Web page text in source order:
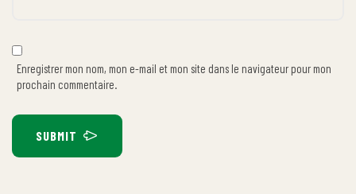
Enregistrer mon nom, mon e-mail et mon site dans le navigateur pour mon
prochain commentaire.
SUBMIT